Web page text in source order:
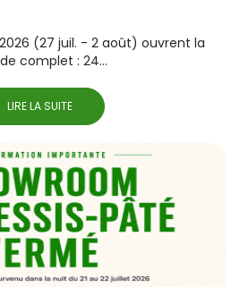
(27 juil. - 2 août) ouvrent la
complet : 24...
LIRE LA SUITE